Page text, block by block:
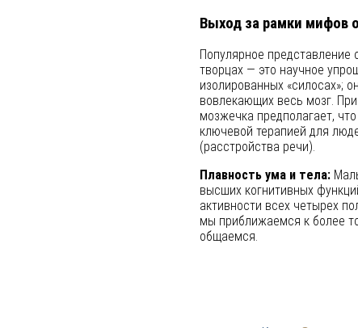
Выход за рамки мифов
Популярное представление
творцах — это научное
изолированных «силосах»;
вовлекающих весь мозг.
мозжечка предполагает,
ключевой терапией для
(расстройства речи).
Плавность ума и тела:
высших когнитивных
активности всех четырех
мы приближаемся к более
общаемся.